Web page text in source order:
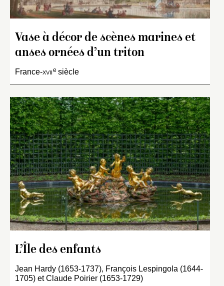
Vase à décor de scènes marines et
anses ornées d’un triton
France-xviie siècle
L’Île des enfants
Jean Hardy (1653-1737), François Lespingola (1644-
1705) et Claude Poirier (1653-1729)